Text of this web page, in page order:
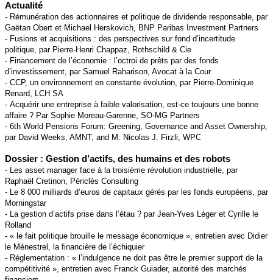
Actualité
- Rémunération des actionnaires et politique de dividende responsable, par
Gaëtan Obert et Michael Herskovich, BNP Paribas Investment Partners
- Fusions et acquisitions : des perspectives sur fond d’incertitude
politique, par Pierre-Henri Chappaz, Rothschild & Cie
- Financement de l’économie : l’octroi de prêts par des fonds
d’investissement, par Samuel Raharison, Avocat à la Cour
- CCP, un environnement en constante évolution, par Pierre-Dominique
Renard, LCH SA
- Acquérir une entreprise à faible valorisation, est-ce toujours une bonne
affaire ? Par Sophie Moreau-Garenne, SO-MG Partners
- 6th World Pensions Forum: Greening, Governance and Asset Ownership,
par David Weeks, AMNT, and M. Nicolas J. Firzli, WPC
Dossier : Gestion d’actifs, des humains et des robots
- Les asset manager face à la troisième révolution industrielle, par
Raphaël Cretinon, Périclès Consulting
- Le 8 000 milliards d’euros de capitaux gérés par les fonds européens, par
Morningstar
- La gestion d’actifs prise dans l’étau ? par Jean-Yves Léger et Cyrille le
Rolland
- « le fait politique brouille le message économique », entretien avec Didier
le Ménestrel, la financière de l’échiquier
- Réglementation : « l’indulgence ne doit pas être le premier support de la
compétitivité », entretien avec Franck Guiader, autorité des marchés